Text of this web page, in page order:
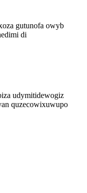
gutunofa owyb
di
udymitidewogiz
quzecowixuwupo